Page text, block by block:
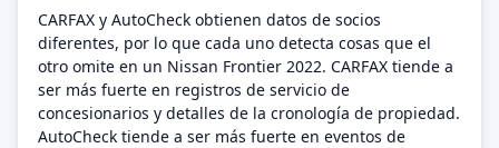
CARFAX y AutoCheck obtienen datos de socios
diferentes, por lo que cada uno detecta cosas que el
otro omite en un Nissan Frontier 2022. CARFAX tiende a
ser más fuerte en registros de servicio de
concesionarios y detalles de la cronología de propiedad.
AutoCheck tiende a ser más fuerte en eventos de